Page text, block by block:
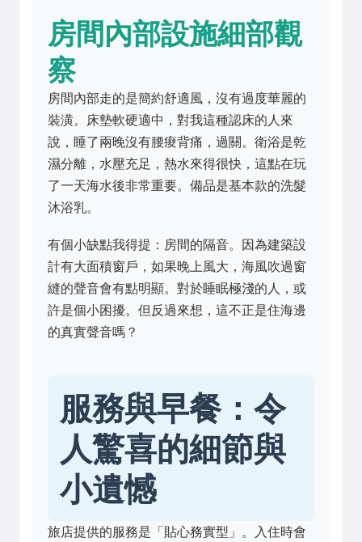
房間內部設施細部觀
察
房間內部走的是簡約舒適風，沒有過度華麗的
裝潢。床墊軟硬適中，對我這種認床的人來
說，睡了兩晚沒有腰痠背痛，過關。衛浴是乾
濕分離，水壓充足，熱水來得很快，這點在玩
了一天海水後非常重要。備品是基本款的洗髮
沐浴乳。
有個小缺點我得提：房間的隔音。因為建築設
計有大面積窗戶，如果晚上風大，海風吹過窗
縫的聲音會有點明顯。對於睡眠極淺的人，或
許是個小困擾。但反過來想，這不正是住海邊
的真實聲音嗎？
服務與早餐：令
人驚喜的細節與
小遺憾
旅店提供的服務是「貼心務實型」。入住時會